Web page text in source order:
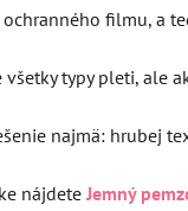
filmu, a
všetky typy pleti, ale
najmä: hrubej
nájdete Jemný